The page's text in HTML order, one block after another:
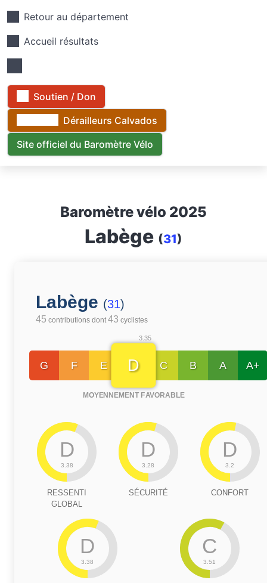
Retour au département
Accueil résultats
Soutien / Don
Dérailleurs Calvados
Site officiel du Baromètre Vélo
Baromètre vélo 2025
Labège (31)
Labège (31)
45 contributions dont43 cyclistes
G F E
3.35
D
MOYENNEMENT FAVORABLE
C B A A+
D
3.38
RESSENTI
GLOBAL
D
3.28
SÉCURITÉ
D
3.2
CONFORT
D
3.38
C
3.51